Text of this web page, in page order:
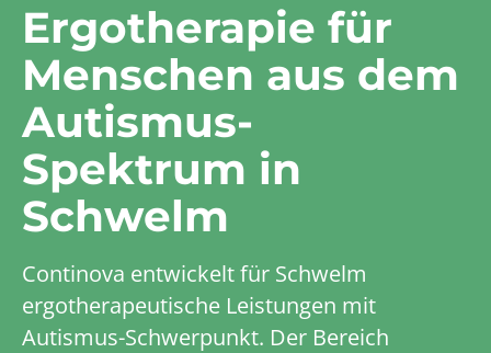
Ergotherapie für
Menschen aus dem
Autismus-
Spektrum in
Schwelm
Continova entwickelt für Schwelm
ergotherapeutische Leistungen mit
Autismus-Schwerpunkt. Der Bereich